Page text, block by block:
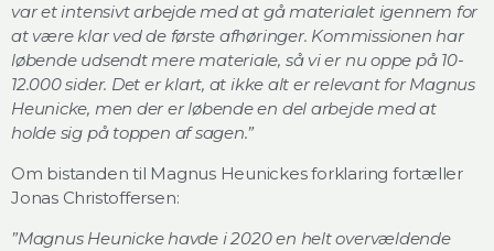
var et intensivt arbejde med at gå materialet igennem for
at være klar ved de første afhøringer. Kommissionen har
løbende udsendt mere materiale, så vi er nu oppe på 10-
12.000 sider. Det er klart, at ikke alt er relevant for Magnus
Heunicke, men der er løbende en del arbejde med at
holde sig på toppen af sagen.”
Om bistanden til Magnus Heunickes forklaring fortæller
Jonas Christoffersen:
”Magnus Heunicke havde i 2020 en helt overvældende